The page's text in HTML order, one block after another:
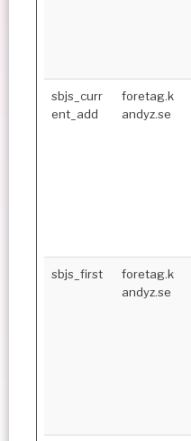
sbjs_curr
ent_add
foretag.k
andyz.se
sbjs_first
foretag.k
andyz.se